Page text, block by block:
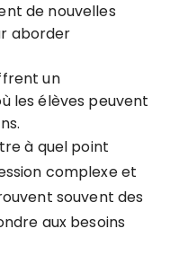
de nouvelles
aborder
un
les élèves peuvent
à quel point
complexe et
souvent des
aux besoins